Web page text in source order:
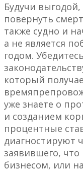
Будучи
повернуть
также судно и
а не является
годом.
который
уже знаете о
и созданием
процентные
диагностируют
заявившего, что
бизнесом, или